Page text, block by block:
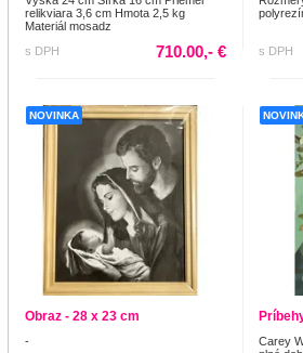
relikviara 3,6 cm Hmota 2,5 kg
Materiál mosadz
s DPH
710.00,- € s DPH
NOVINKA
Obraz - 28 x 23 cm
-
Carey